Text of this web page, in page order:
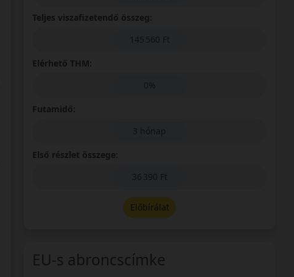
Teljes viszafizetendő összeg:
145 560 Ft
Elérhető THM:
0%
Futamidő:
3 hónap
Első részlet összege:
36 390 Ft
Előbírálat
EU-s abroncscímke